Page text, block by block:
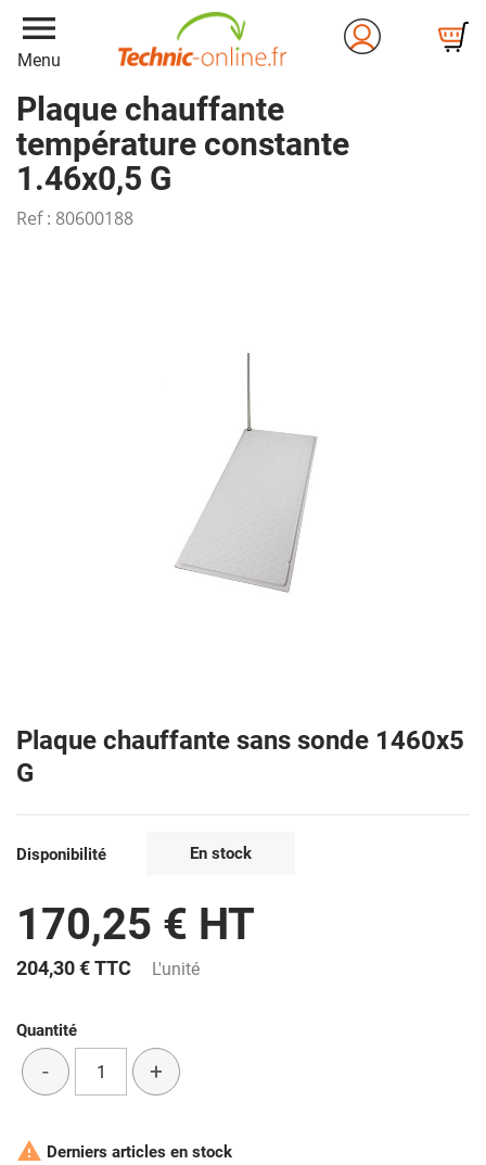
menu
Menu
Plaque chauffante
température constante
1.46x0,5 G
Ref : 80600188
Plaque chauffante sans sonde 1460x5
G
Disponibilité En stock
170,25 € HT
204,30 €TTC L'unité
Quantité
- +
 Derniers articles en stock